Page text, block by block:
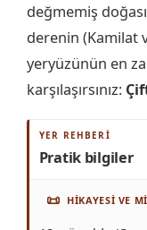
değmemiş
derenin (Kamilat
yeryüzünün en
karşılaşırsınız:
YER REHBERI
Pratik bilgiler
📜 HIKAYESI VE